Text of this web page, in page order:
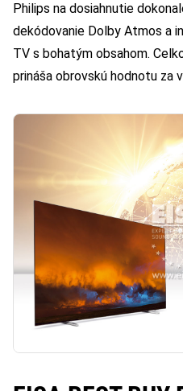
Philips na dosiahnutie
dekódovanie Dolby Atmos a
TV s bohatým obsahom.
prináša obrovskú hodnotu za